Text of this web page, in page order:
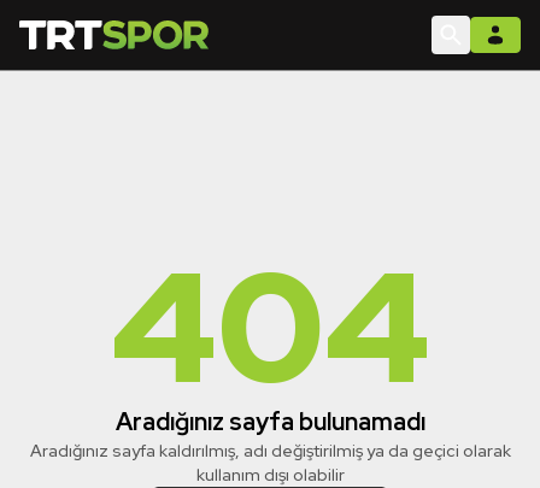
404
Aradığınız sayfa bulunamadı
Aradığınız sayfa kaldırılmış, adı değiştirilmiş ya da geçici olarak
kullanım dışı olabilir